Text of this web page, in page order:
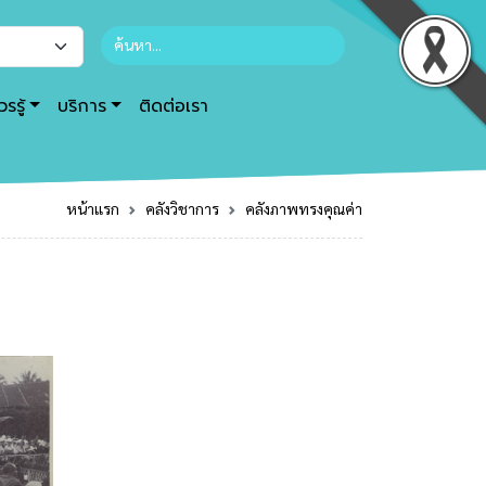
รรู้ บริการ ติดต่อเรา
หน้าแรก คลังวิชาการ คลังภาพทรงคุณค่า